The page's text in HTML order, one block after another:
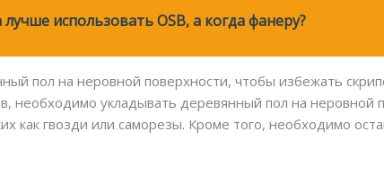
лучше использовать OSB, а когда фанеру?
пол на неровной поверхности, чтобы избежать
необходимо укладывать деревянный пол на неровной
как гвозди или саморезы. Кроме того, необходимо